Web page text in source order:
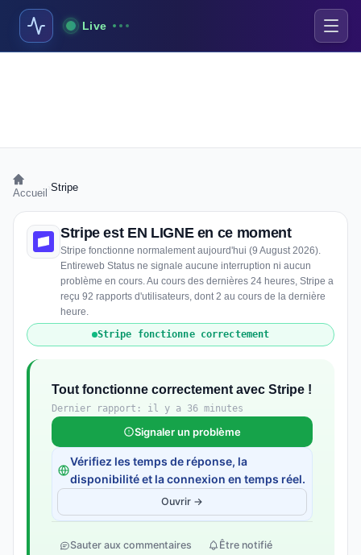
Live
Accueil Stripe
Stripe est EN LIGNE en ce moment
Stripe fonctionne normalement aujourd'hui (9 August 2026).
Entireweb Status ne signale aucune interruption ni aucun
problème en cours. Au cours des dernières 24 heures, Stripe a
reçu 92 rapports d'utilisateurs, dont 2 au cours de la dernière
heure.
Stripe fonctionne correctement
Tout fonctionne correctement avec Stripe !
Dernier rapport: il y a 36 minutes
Signaler un problème
Vérifiez les temps de réponse, la
disponibilité et la connexion en temps réel.
Ouvrir →
Sauter aux commentaires Être notifié